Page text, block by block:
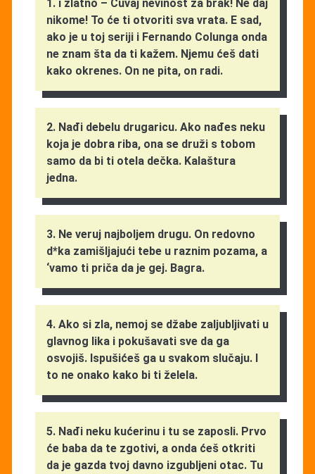
1. i zlatno – Čuvaj nevinost za brak! Ne daj
nikome! To će ti otvoriti sva vrata. E sad,
ako je u toj seriji i Fernando Colunga onda
ne znam šta da ti kažem. Njemu ćeš dati
kako okrenes. On ne pita, on radi.
2. Nađi debelu drugaricu. Ako nađes neku
koja je dobra riba, ona se druži s tobom
samo da bi ti otela dečka. Kalaštura
jedna.
3. Ne veruj najboljem drugu. On redovno
d*ka zamišljajući tebe u raznim pozama, a
‘vamo ti priča da je gej. Bagra.
4. Ako si zla, nemoj se džabe zaljubljivati u
glavnog lika i pokušavati sve da ga
osvojiš. Ispušićeš ga u svakom slučaju. I
to ne onako kako bi ti želela.
5. Nađi neku kućerinu i tu se zaposli. Prvo
će baba da te zgotivi, a onda ćeš otkriti
da je gazda tvoj davno izgubljeni otac. Tu